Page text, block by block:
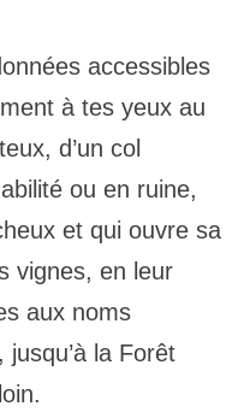
accessibles
à tes yeux au
d’un col
ou en ruine,
et qui ouvre sa
vignes, en leur
aux noms
la Forêt